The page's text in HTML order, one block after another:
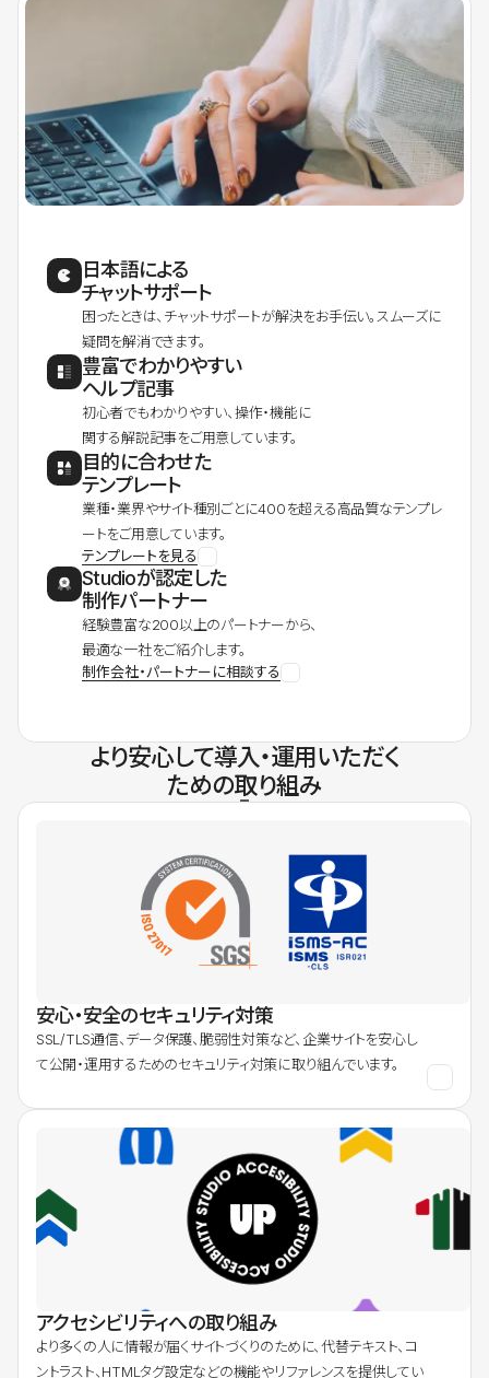
日本語による
チャットサポート
困ったときは、チャットサポートが解決をお手伝い。スムーズに
疑問を解消できます。
豊富でわかりやすい
ヘルプ記事
初心者でもわかりやすい、操作・機能に
関する解説記事をご用意しています。
目的に合わせた
テンプレート
業種・業界やサイト種別ごとに400を超える高品質なテンプレ
ートをご用意しています。
テンプレートを見る
Studioが認定した
制作パートナー
経験豊富な200以上のパートナーから、
最適な一社をご紹介します。
制作会社・パートナーに相談する
より安心して導入・運用いただく
ための取り組み
安心・安全のセキュリティ対策
SSL/TLS通信、データ保護、脆弱性対策など、企業サイトを安心し
て公開・運用するためのセキュリティ対策に取り組んでいます。
アクセシビリティへの取り組み
より多くの人に情報が届くサイトづくりのために、代替テキスト、コ
ントラスト、HTMLタグ設定などの機能やリファレンスを提供してい